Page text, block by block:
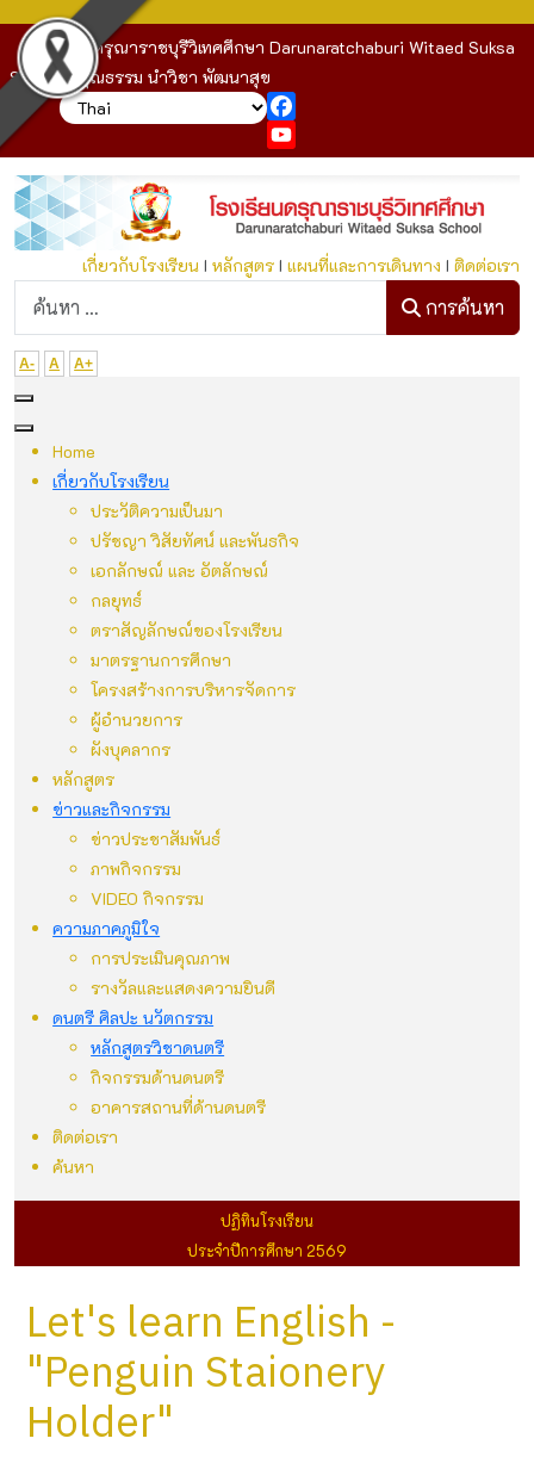
โรงเรียนดรุณาราชบุรีวิเทศศึกษา Darunaratchaburi Witaed Suksa
School : คุณธรรม นำวิชา พัฒนาสุข
YouTube
เกี่ยวกับโรงเรียนI หลักสูตรI แผนที่และการเดินทาง I ติดต่อเรา
ก
การค้นหา
A- A A+
Home
เกี่ยวกับโรงเรียน
ประวัติความเป็นมา
ปรัชญา วิสัยทัศน์ และพันธกิจ
เอกลักษณ์ และ อัตลักษณ์
กลยุทธ์
ตราสัญลักษณ์ของโรงเรียน
มาตรฐานการศึกษา
โครงสร้างการบริหารจัดการ
ผู้อำนวยการ
ผังบุคลากร
หลักสูตร
ข่าวและกิจกรรม
ข่าวประชาสัมพันธ์
ภาพกิจกรรม
VIDEO กิจกรรม
ความภาคภูมิใจ
การประเมินคุณภาพ
รางวัลและแสดงความยินดี
ดนตรี ศิลปะ นวัตกรรม
หลักสูตรวิชาดนตรี
กิจกรรมด้านดนตรี
อาคารสถานที่ด้านดนตรี
ติดต่อเรา
ค้นหา
ปฏิทินโรงเรียน
ประจำปีการศึกษา 2569
Let's learn English -
"Penguin Staionery
Holder"